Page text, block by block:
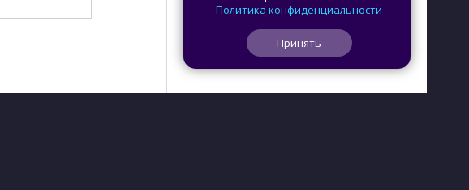
Политика конфиденциальности
Принять